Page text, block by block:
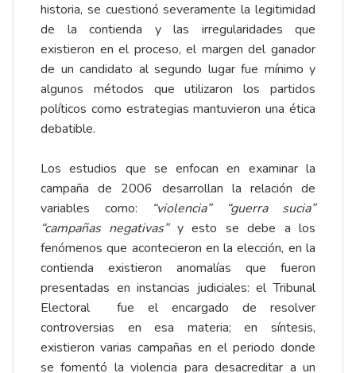
historia, se cuestionó severamente la legitimidad
de la contienda y las irregularidades que
existieron en el proceso, el margen del ganador
de un candidato al segundo lugar fue mínimo y
algunos métodos que utilizaron los partidos
políticos como estrategias mantuvieron una ética
debatible.
Los estudios que se enfocan en examinar la
campaña de 2006 desarrollan la relación de
variables como:
“violencia” “guerra sucia”
“campañas negativas” y esto se debe a los
fenómenos que acontecieron en la elección, en la
contienda existieron anomalías que fueron
presentadas en instancias judiciales: el Tribunal
Electoral fue el encargado de resolver
controversias en esa materia; en síntesis,
existieron varias campañas en el periodo donde
se fomentó la violencia para desacreditar a un